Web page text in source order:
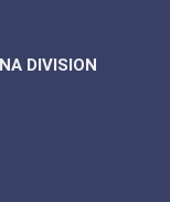
DIVISION